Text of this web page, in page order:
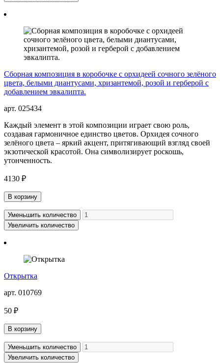
Сборная композиция в коробочке с орхидеей сочного зелёного
цвета, белыми диантусами, хризантемой, розой и герберой с
добавлением эвкалипта.
арт. 025434
Каждый элемент в этой композиции играет свою роль,
создавая гармоничное единство цветов. Орхидея сочного
зелёного цвета – яркий акцент, притягивающий взгляд своей
экзотической красотой. Она символизирует роскошь,
утонченность.
4130 ₽
В корзину
Уменьшить количество
Увеличить количество
Открытка
арт. 010769
50 ₽
В корзину
Уменьшить количество
Увеличить количество